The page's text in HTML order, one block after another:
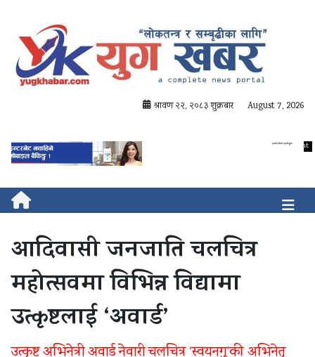
श्रावण २२, २०८३ शुक्रबार August 7, 2026
आदिवासी जनजाति चलचित्र
महोत्सवमा विभिन्न विद्यामा
उत्कृष्टलाई ‘अवार्ड’
उत्कृष्ट अभिनेत्री अवार्ड नेवारी चलचित्र ‘स्वयनगु’की अभिनेतृ